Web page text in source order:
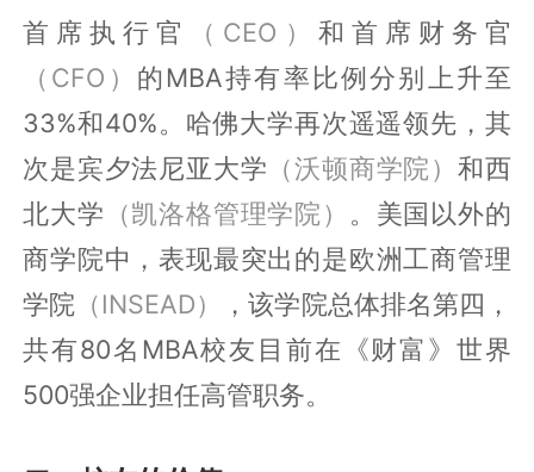
首席执行官 （CEO） 和首席财务官
（CFO） 的MBA持有率比例分别上升至
33%和40%。哈佛大学再次遥遥领先，其
次是宾夕法尼亚大学 （沃顿商学院）和西
北大学 （凯洛格管理学院） 。美国以外的
商学院中，表现最突出的是欧洲工商管理
学院 （INSEAD）
，该学院总体排名第四，
共有80名MBA校友目前在《财富》世界
500强企业担任高管职务。